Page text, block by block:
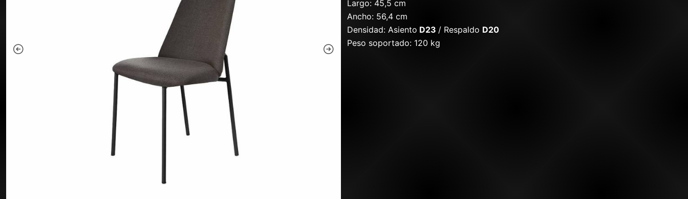
Largo: 45,5 cm
Ancho: 56,4 cm
Densidad: Asiento D23 / Respaldo D20
Peso soportado: 120 kg